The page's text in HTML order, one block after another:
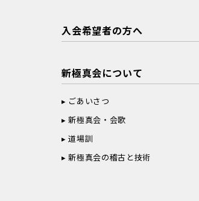
入会希望者の方へ
新極真会について
ごあいさつ
新極真会・会歌
道場訓
新極真会の稽古と技術